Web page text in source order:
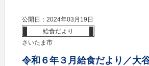
公開日：2024年03月19日
給食だより
さいたま市
令和６年３月給食だより／大